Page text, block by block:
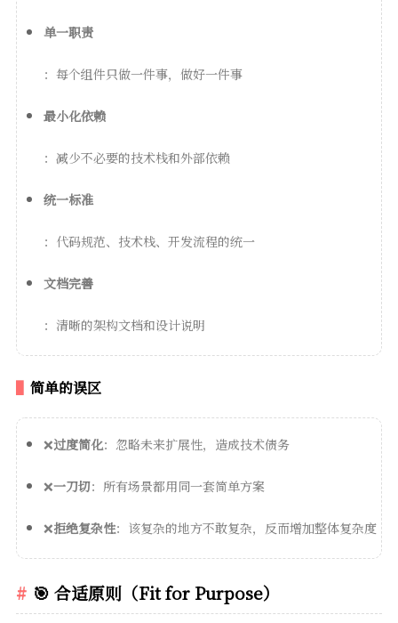
单一职责
：每个组件只做一件事，做好一件事
最小化依赖
：减少不必要的技术栈和外部依赖
统一标准
：代码规范、技术栈、开发流程的统一
文档完善
：清晰的架构文档和设计说明
简单的误区
❌过度简化：忽略未来扩展性，造成技术债务
❌一刀切：所有场景都用同一套简单方案
❌拒绝复杂性：该复杂的地方不敢复杂，反而增加整体复杂度
🎯 合适原则（Fit for Purpose）